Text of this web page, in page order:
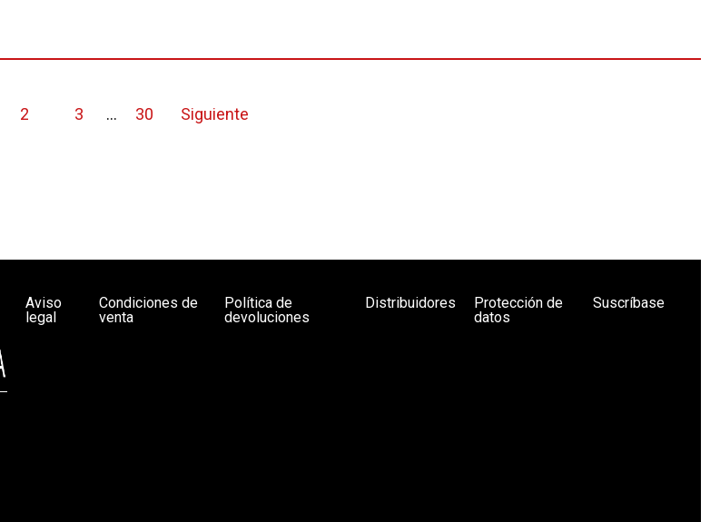
2 3 ... 30 Siguiente
Aviso
legal
Condiciones de
venta
Política de
devoluciones
Distribuidores
Protección de
datos
Suscríbase